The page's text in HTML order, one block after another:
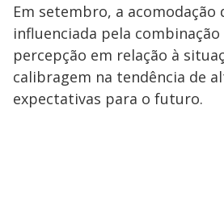
Em setembro, a acomodação
influenciada pela
percepção em relação à
calibragem na tendência de
expectativas para o futuro.